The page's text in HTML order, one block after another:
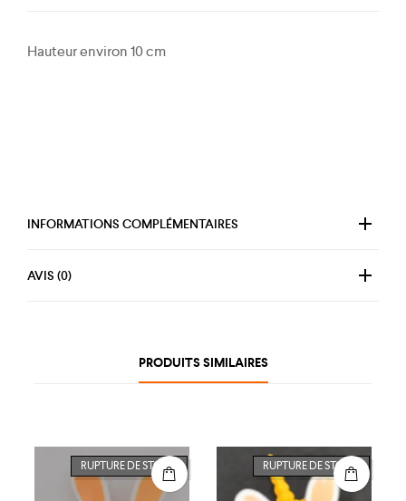
Hauteur environ 10 cm
INFORMATIONS COMPLÉMENTAIRES
AVIS (0)
PRODUITS SIMILAIRES
RUPTURE DE STOCK RUPTURE DE STOCK